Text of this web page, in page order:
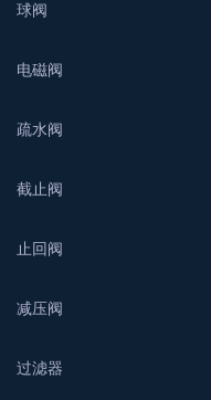
球阀
电磁阀
疏水阀
截止阀
止回阀
减压阀
过滤器